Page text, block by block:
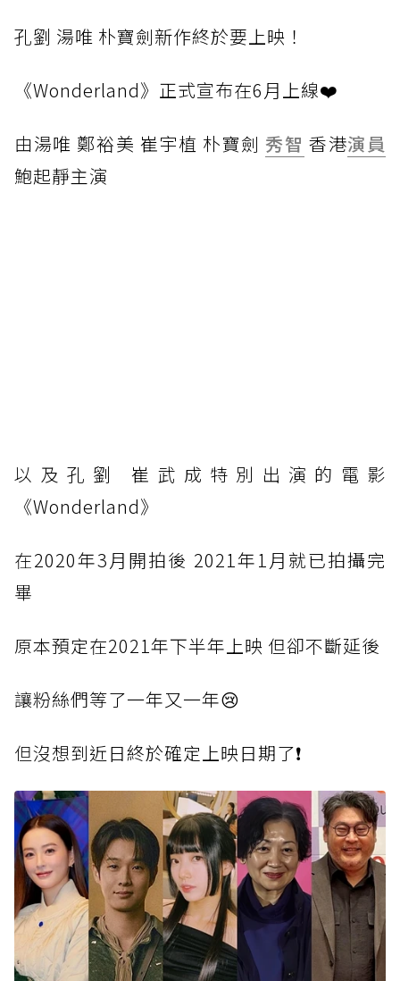
孔劉 湯唯 朴寶劍新作終於要上映！
《Wonderland》正式宣布在6月上線❤️
由湯唯 鄭裕美 崔宇植 朴寶劍 秀智 香港演員
鮑起靜主演
以 及孔劉 崔武成特別出演的電影
《Wonderland》
在2020年3月開拍後 2021年1月就已拍攝完
畢
原本預定在2021年下半年上映 但卻不斷延後
讓粉絲們等了一年又一年😢
但沒想到近日終於確定上映日期了❗